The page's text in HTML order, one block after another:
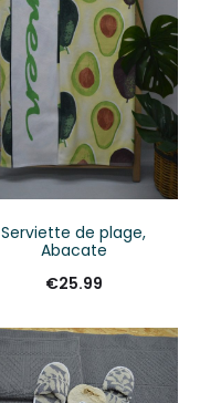
Serviette de plage,
Abacate
€25.99